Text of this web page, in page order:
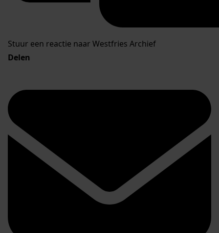
Stuur een reactie naar Westfries Archief
Delen